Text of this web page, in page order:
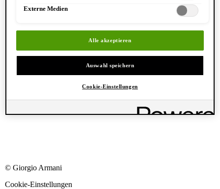
© Giorgio Armani
Cookie-Einstellungen
Externe Medien
Alle akzeptieren
Auswahl speichern
Cookie-Einstellungen